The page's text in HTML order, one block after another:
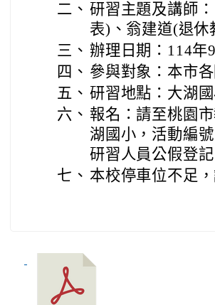
二、 研習主題及講師
表)、翁建道(退休
三、 辦理日期：114年
四、 參與對象：本市
五、 研習地點：大湖
六、 報名：請至桃園
湖國小，活動編
研習人員公假登
七、 本校停車位不足